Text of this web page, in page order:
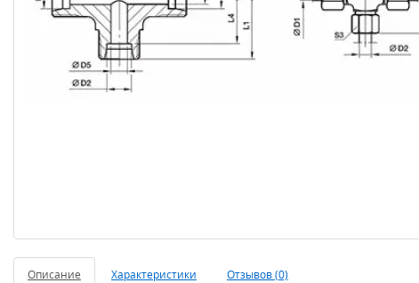
Описание Характеристики Отзывов (0)